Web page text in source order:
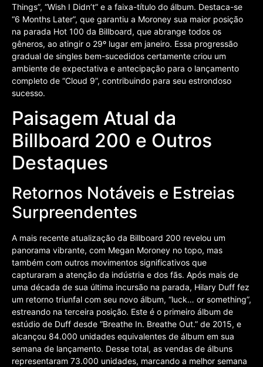
Things”, “Wish I Didn’t” e a faixa-título do álbum. Destaca-se
“6 Months Later”, que garantiu a Moroney sua maior posição
na parada Hot 100 da Billboard, que abrange todos os
gêneros, ao atingir o 29º lugar em janeiro. Essa progressão
gradual de singles bem-sucedidos certamente criou um
ambiente de expectativa e antecipação para o lançamento
completo de “Cloud 9”, contribuindo para seu estrondoso
sucesso.
Paisagem Atual da
Billboard 200 e Outros
Destaques
Retornos Notáveis e Estreias
Surpreendentes
A mais recente atualização da Billboard 200 revelou um
panorama vibrante, com Megan Moroney no topo, mas
também com outros movimentos significativos que
capturaram a atenção da indústria e dos fãs. Após mais de
uma década de sua última incursão na parada, Hilary Duff fez
um retorno triunfal com seu novo álbum, “luck… or something”,
estreando na terceira posição. Este é o primeiro álbum de
estúdio de Duff desde “Breathe In. Breathe Out.” de 2015, e
alcançou 84.000 unidades equivalentes de álbum em sua
semana de lançamento. Desse total, as vendas de álbuns
representaram 73.000 unidades, marcando a melhor semana